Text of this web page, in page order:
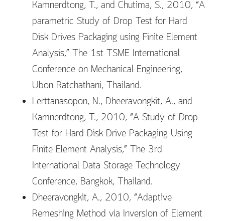
Kamnerdtong, T., and Chutima, S., 2010, “A
parametric Study of Drop Test for Hard
Disk Drives Packaging using Finite Element
Analysis,” The 1st TSME International
Conference on Mechanical Engineering,
Ubon Ratchathani, Thailand.
Lerttanasopon, N., Dheeravongkit, A., and
Kamnerdtong, T., 2010, “A Study of Drop
Test for Hard Disk Drive Packaging Using
Finite Element Analysis,” The 3rd
International Data Storage Technology
Conference, Bangkok, Thailand.
Dheeravongkit, A., 2010, “Adaptive
Remeshing Method via Inversion of Element